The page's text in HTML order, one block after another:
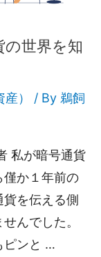
世界を知
） / By 鵜飼
私が暗号通貨
僅か１年前の
を伝える側
んでした。
ピンと …